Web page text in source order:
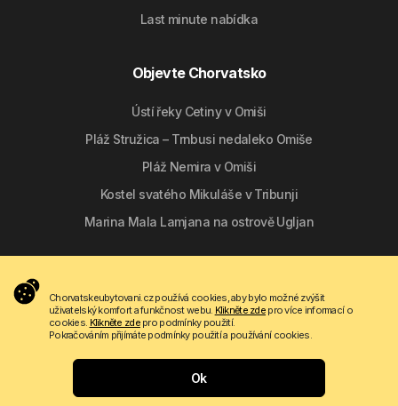
Kam chcete na dovolenou?
Last minute nabídka
Objevte Chorvatsko
Ústí řeky Cetiny v Omiši
Pláž Stružica – Trnbusi nedaleko Omiše
Pláž Nemira v Omiši
Kostel svatého Mikuláše v Tribunji
Marina Mala Lamjana na ostrově Ugljan
Copyright © 2009 - 2026 Do-bra d.o.o.
Kontakt
O nás Podmínky použití Apartmanija.hr
Chorvatskeubytovani.cz používá cookies, aby bylo možné zvýšit
uživatelský komfort a funkčnost webu. Klikněte zde pro více informací o
cookies. Klikněte zdepro podmínky použití.
Pokračováním přijímáte podmínky použití a používání cookies.
Ok